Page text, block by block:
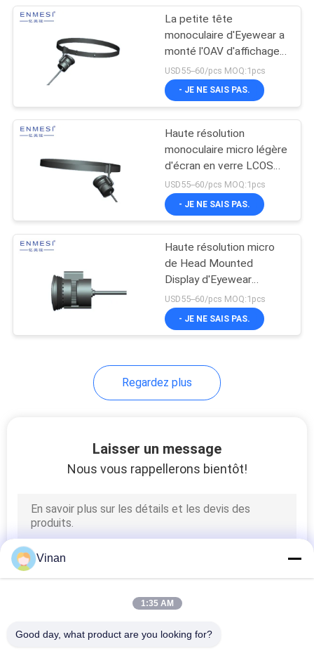
La petite tête
monoculaire d'Eyewear a
monté l'OAV d'affichages
28 degrés avec le poids
du commerce dedans
USD55--60/pcs MOQ:1pcs
- JE NE SAIS PAS.
Haute résolution
monoculaire micro légère
d'écran en verre LCOS
de Head Mounted
Display
USD55--60/pcs MOQ:1pcs
- JE NE SAIS PAS.
Haute résolution micro
de Head Mounted
Display d'Eyewear
portatif pour
l'Endoscope
USD55--60/pcs MOQ:1pcs
- JE NE SAIS PAS.
Regardez plus
Laisser un message
Nous vous rappellerons bientôt!
Vinan
1:35 AM
Good day, what product are you looking for?